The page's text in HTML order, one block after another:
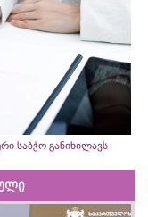
საბჭო განიხილავს